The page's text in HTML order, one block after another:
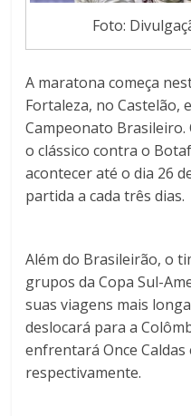
Foto:
A maratona começa
Fortaleza, no Castelão,
Campeonato Brasileiro.
o clássico contra o
acontecer até o dia 26
partida a cada três dias.
Além do Brasileirão, o
grupos da Copa Sul-
suas viagens mais
deslocará para a
enfrentará Once
respectivamente.